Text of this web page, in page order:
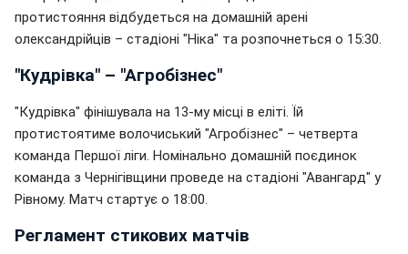
протистояння відбудеться на домашній арені
олександрійців – стадіоні "Ніка" та розпочнеться о 15:30.
"Кудрівка" – "Агробізнес"
"Кудрівка" фінішувала на 13-му місці в еліті. Їй
протистоятиме волочиський "Агробізнес" – четверта
команда Першої ліги. Номінально домашній поєдинок
команда з Чернігівщини проведе на стадіоні "Авангард" у
Рівному. Матч стартує о 18:00.
Регламент стикових матчів